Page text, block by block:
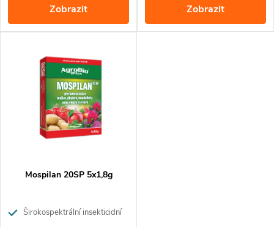
t
k
vlnatce krvavé.
Zobrazit
vlnatce krvavé.
Zobrazit
Mospilan 20SP 5x1,8g
Širokospektrální insekticidní